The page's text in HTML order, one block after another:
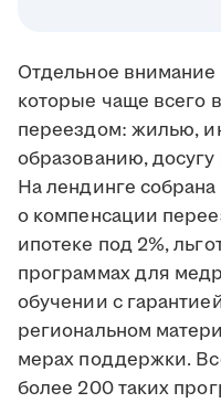
Отдельное
которые чаще всего
переездом: жилью,
образованию,
На лендинге
о компенсации
ипотеке под 2%,
программах для
обучении с
региональном
мерах поддержки.
более 200 таких